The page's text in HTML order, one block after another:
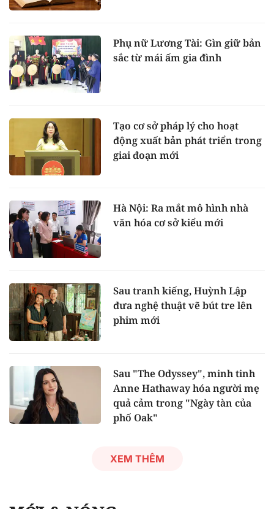
Phụ nữ Lương Tài: Gìn giữ bản
sắc từ mái ấm gia đình
Tạo cơ sở pháp lý cho hoạt
động xuất bản phát triển trong
giai đoạn mới
Hà Nội: Ra mắt mô hình nhà
văn hóa cơ sở kiểu mới
Sau tranh kiếng, Huỳnh Lập
đưa nghệ thuật vẽ bút tre lên
phim mới
Sau "The Odyssey", minh tinh
Anne Hathaway hóa người mẹ
quả cảm trong "Ngày tàn của
phố Oak"
XEM THÊM